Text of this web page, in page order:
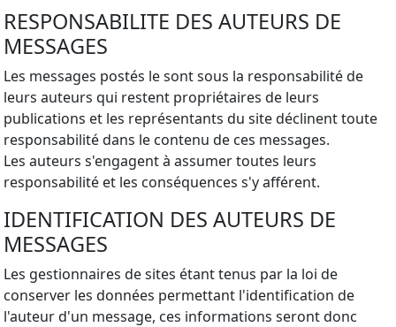
RESPONSABILITE DES AUTEURS DE
MESSAGES
Les messages postés le sont sous la responsabilité de
leurs auteurs qui restent propriétaires de leurs
publications et les représentants du site déclinent toute
responsabilité dans le contenu de ces messages.
Les auteurs s'engagent à assumer toutes leurs
responsabilité et les conséquences s'y afférent.
IDENTIFICATION DES AUTEURS DE
MESSAGES
Les gestionnaires de sites étant tenus par la loi de
conserver les données permettant l'identification de
l'auteur d'un message, ces informations seront donc